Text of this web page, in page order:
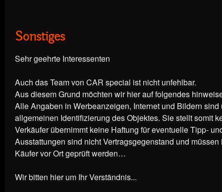
Sonstiges
Sehr geehrte Interessenten
Auch das Team von CAR special ist nicht unfehlbar.
Aus diesem Grund möchten wir hier auf folgendes
Alle Angaben in Werbeanzeigen, Internet und Bildern
allgemeinen Identifizierung des Objektes. Sie stellt somit
Verkäufer übernimmt keine Haftung für eventuelle Tipp-
Ausstattungen sind nicht Vertragsgegenstand und
Käufer vor Ort geprüft werden…
Wir bitten hier um Ihr Verständnis...